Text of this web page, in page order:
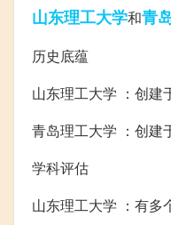
山东理工大学和青
历史底蕴
山东理工大学 ：创建
青岛理工大学 ：创建
学科评估
山东理工大学 ：有多